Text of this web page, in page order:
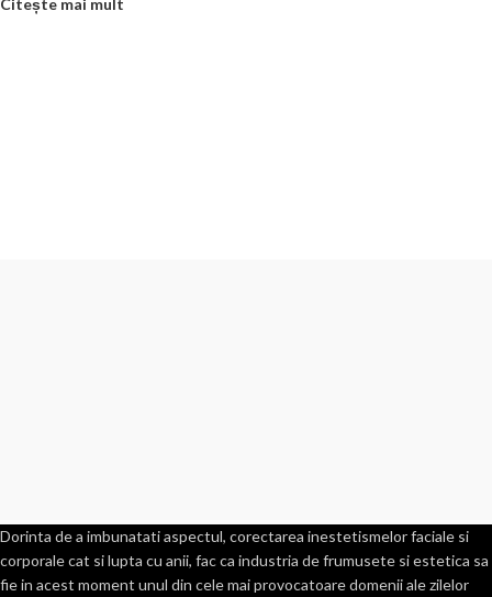
Citește mai mult
Dorinta de a imbunatati aspectul, corectarea inestetismelor faciale si
corporale cat si lupta cu anii, fac ca industria de frumusete si estetica sa
fie in acest moment unul din cele mai provocatoare domenii ale zilelor